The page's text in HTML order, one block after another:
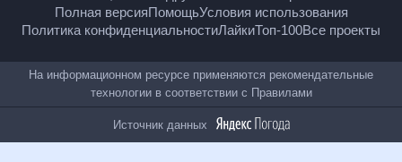
© Рамблер — главные новости России и мира,
Полная версияПомощьУсловия использования
Политика конфиденциальностиЛайкиТоп-100
Все проекты
На информационном ресурсе применяются